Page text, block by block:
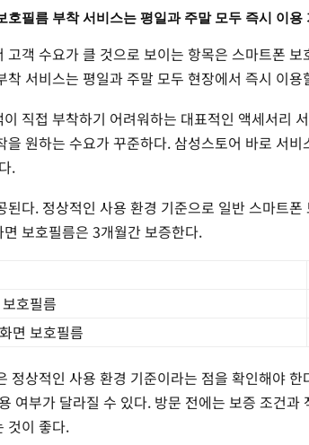
호필름 부착 서비스는 평일과 주말 모두 즉시 이용
고객 수요가 클 것으로 보이는 항목은 스마트폰
착 서비스는 평일과 주말 모두 현장에서 즉시 이용
직접 부착하기 어려워하는 대표적인 액세서리
을 원하는 수요가 꾸준하다. 삼성스토어 바로 서
.
된다. 정상적인 사용 환경 기준으로 일반 스마트
보호필름은 3개월간 보증한다.
호필름
면 보호필름
정상적인 사용 환경 기준이라는 점을 확인해야
여부가 달라질 수 있다. 방문 전에는 보증 조건과
것이 좋다.